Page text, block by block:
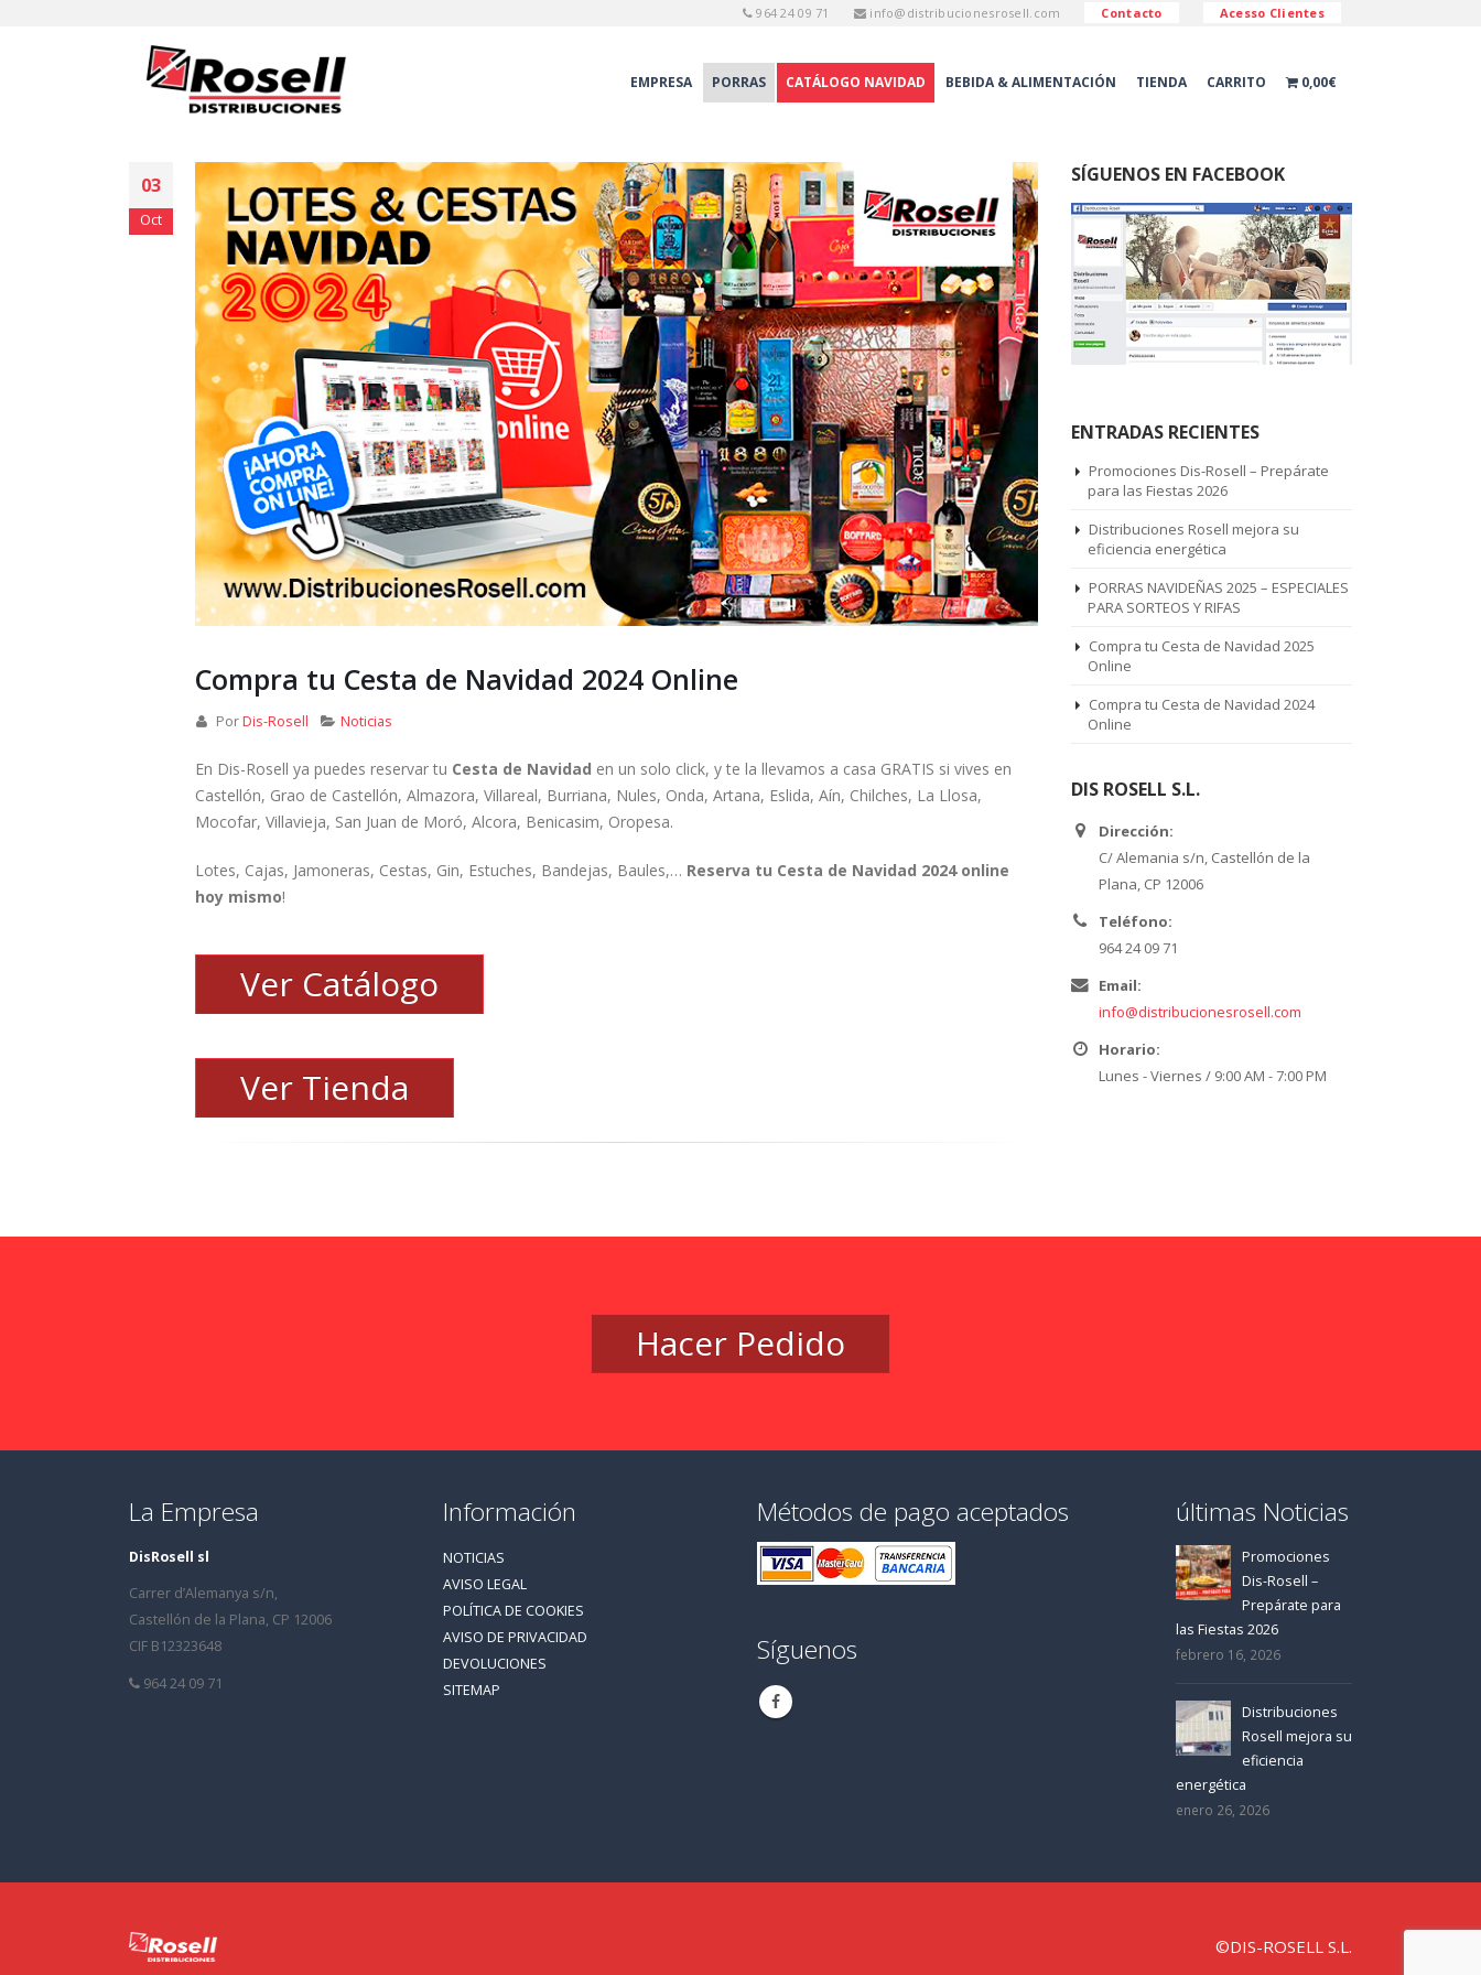
964 24 09 71 info@distribucionesrosell.com Contacto Acesso Clientes
EMPRESA PORRAS CATÁLOGO NAVIDAD BEBIDA & ALIMENTACIÓN TIENDA CARRITO 0,00€
03
Oct
Compra tu Cesta de Navidad 2024 Online
PorDis-Rosell Noticias
En Dis-Rosell ya puedes reservar tu Cesta de Navidad en un solo click, y te la llevamos a casa GRATIS si vives en
Castellón, Grao de Castellón, Almazora, Villareal, Burriana, Nules, Onda, Artana, Eslida, Aín, Chilches, La Llosa,
Mocofar, Villavieja, San Juan de Moró, Alcora, Benicasim, Oropesa.
Lotes, Cajas, Jamoneras, Cestas, Gin, Estuches, Bandejas, Baules,… Reserva tu Cesta de Navidad 2024 online
hoy mismo!
Ver Catálogo
Ver Tienda
SÍGUENOS EN FACEBOOK
ENTRADAS RECIENTES
Promociones Dis-Rosell – Prepárate
para las Fiestas 2026
Distribuciones Rosell mejora su
eficiencia energética
PORRAS NAVIDEÑAS 2025 – ESPECIALES
PARA SORTEOS Y RIFAS
Compra tu Cesta de Navidad 2025
Online
Compra tu Cesta de Navidad 2024
Online
DIS ROSELL S.L.
Dirección:
C/ Alemania s/n, Castellón de la
Plana, CP 12006
Teléfono:
964 24 09 71
Email:
info@distribucionesrosell.com
Horario:
Lunes - Viernes / 9:00 AM - 7:00 PM
Hacer Pedido
La Empresa
DisRosell sl
Carrer d’Alemanya s/n,
Castellón de la Plana, CP 12006
CIF B12323648
964 24 09 71
Información
NOTICIAS
AVISO LEGAL
POLÍTICA DE COOKIES
AVISO DE PRIVACIDAD
DEVOLUCIONES
SITEMAP
Métodos de pago aceptados
Síguenos
últimas Noticias
Promociones
Dis-Rosell –
Prepárate para
las Fiestas 2026
febrero 16, 2026
Distribuciones
Rosell mejora su
eficiencia
energética
enero 26, 2026
©DIS-ROSELL S.L.